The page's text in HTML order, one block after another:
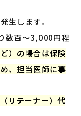
生します。
数百〜3,000円程
）の場合は保険
、担当医師に事
リテーナー）代